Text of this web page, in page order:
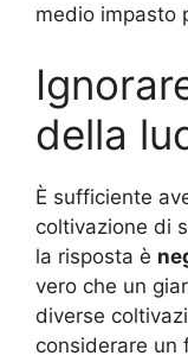
medio impasto
della
È sufficiente
coltivazione di
la risposta è
vero che un
diverse
considerare un